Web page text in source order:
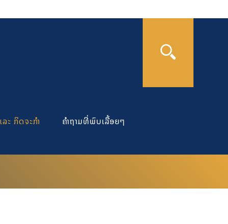
ະ ກິດຈະກຳ
ຄຳຖາມທີ່ພົບເລື້ອຍໆ